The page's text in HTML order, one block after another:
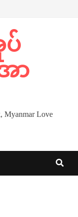
ပ်
ာ
Myanmar Love